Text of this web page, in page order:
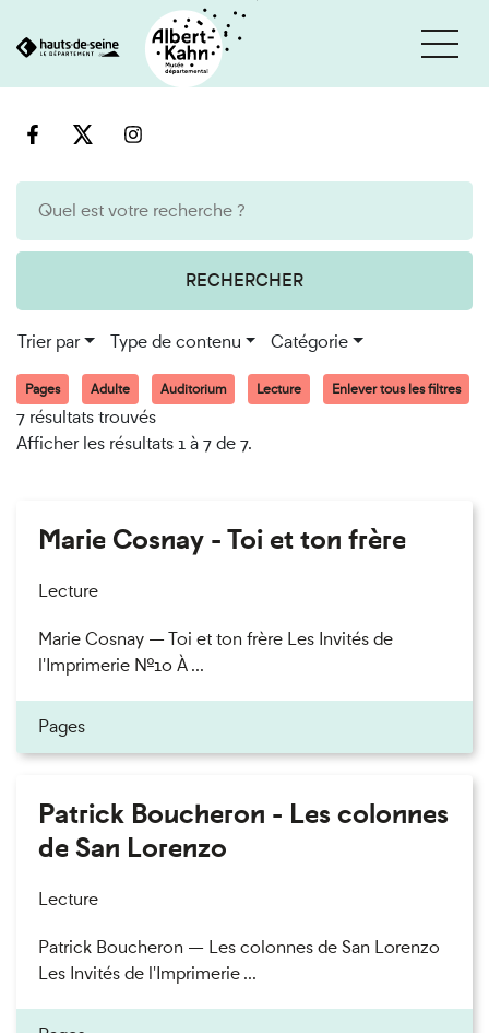
au
RECHERCHER
Trier par Type de contenu Catégorie
Pages Adulte Auditorium Lecture Enlever tous les filtres
7 résultats trouvés
Afficher les résultats 1 à 7 de 7.
Marie Cosnay - Toi et ton frère
Lecture
Marie Cosnay — Toi et ton frère Les Invités de
l'Imprimerie n°10 À ...
Pages
Patrick Boucheron - Les colonnes
de San Lorenzo
Lecture
Patrick Boucheron — Les colonnes de San Lorenzo
Les Invités de l'Imprimerie ...
Cookies et traceurs utilisés sur ce site